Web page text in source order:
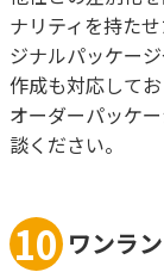
ナリティを持た
ジナルパッケー
作成も対応してお
オーダーパッケ
談ください。
10 ワンラ